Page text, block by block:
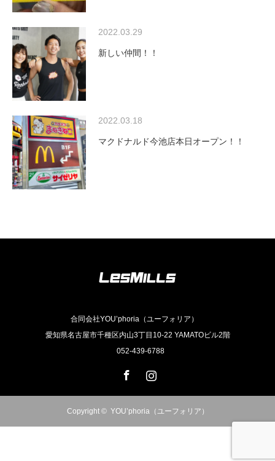
2022.03.29
新しい仲間！！
2022.03.18
マクドナルド今池店本日オープン！！
合同会社YOU’phoria（ユーフォリア）
愛知県名古屋市千種区内山3丁目10-22 YAMATOビル2階
052-439-6788
Copyright © YOU’phoria（ユーフォリア）